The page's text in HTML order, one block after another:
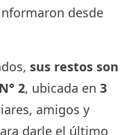
desde
sus restos son
2, ubicada en 3
amigos y
darle el último